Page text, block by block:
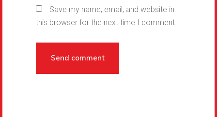
Save my name, email, and website in
this browser for the next time I comment.